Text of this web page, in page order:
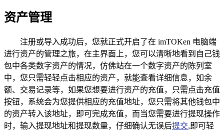
资产管理
注册或导入成功后，您就正式开启了在 imTOKen 电脑端
进行资产的管理之旅，在主界面上，您可以清晰地看到自己钱
包中各类数字资产的情况，仿佛站在一个数字资产的陈列室
中，您只需轻轻点击相应的资产，就能查看详细信息，如余
额、交易记录等，如果您想要进行资产的充值，只需点击充值
按钮，系统会为您提供相应的充值地址，您只需将其他钱包中
的资产转入该地址，即可完成充值，而当您需要进行提现操作
时，输入提现地址和提现数量，仔细确认无误后提交,即可轻